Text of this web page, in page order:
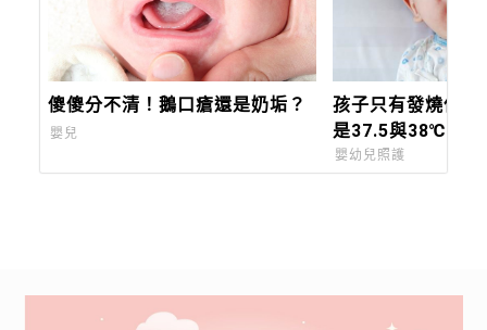
傻傻分不清！鵝口瘡還是奶垢？
嬰兒
孩子只有發燒但活
是37.5與38℃間的
燒」，該去看醫
嬰幼兒照護